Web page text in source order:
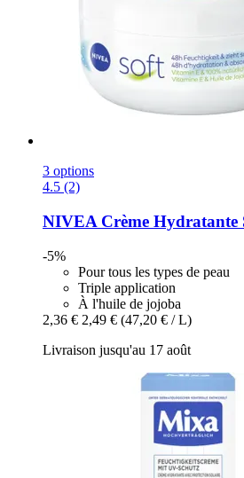
3 options
4.5 (2)
NIVEA Crème Hydratante
-5%
Pour tous les types de peau
Triple application
À l'huile de jojoba
2,36 € 2,49 € (47,20 € / L)
Livraison jusqu'au 17 août